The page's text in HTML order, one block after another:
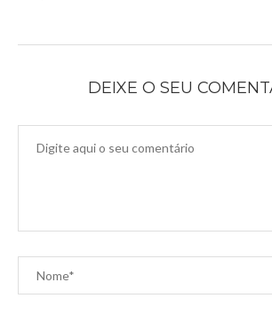
DEIXE O SEU